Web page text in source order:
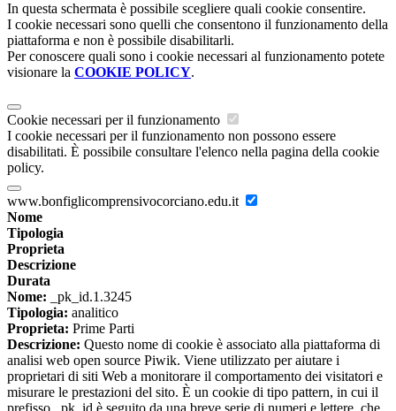
In questa schermata è possibile scegliere quali cookie consentire.
I cookie necessari sono quelli che consentono il funzionamento della
piattaforma e non è possibile disabilitarli.
Per conoscere quali sono i cookie necessari al funzionamento potete
visionare la COOKIE POLICY.
Cookie necessari per il funzionamento
I cookie necessari per il funzionamento non possono essere
disabilitati. È possibile consultare l'elenco nella pagina della cookie
policy.
www.bonfiglicomprensivocorciano.edu.it
Nome
Tipologia
Proprieta
Descrizione
Durata
Nome: _pk_id.1.3245
Tipologia: analitico
Proprieta: Prime Parti
Descrizione: Questo nome di cookie è associato alla piattaforma di
analisi web open source Piwik. Viene utilizzato per aiutare i
proprietari di siti Web a monitorare il comportamento dei visitatori e
misurare le prestazioni del sito. È un cookie di tipo pattern, in cui il